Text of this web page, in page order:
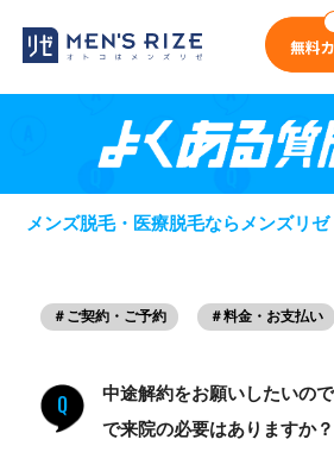
メンズ脱毛・医療脱毛ならメンズリゼ
＃ご契約・ご予約 ＃料金・お支払い
Q
中途解約をお願いしたいの
で来院の必要はありますか？